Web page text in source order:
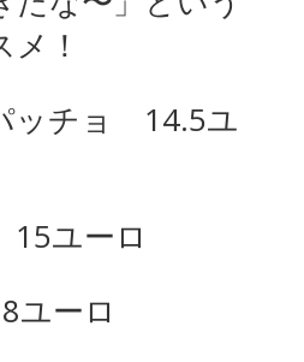
！
ッチョ 14.5ユ
ユーロ
ーロ